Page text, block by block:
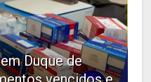
Duque de